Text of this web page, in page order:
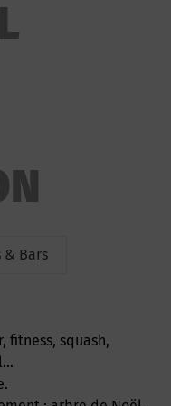
& Bars
fitness, squash,